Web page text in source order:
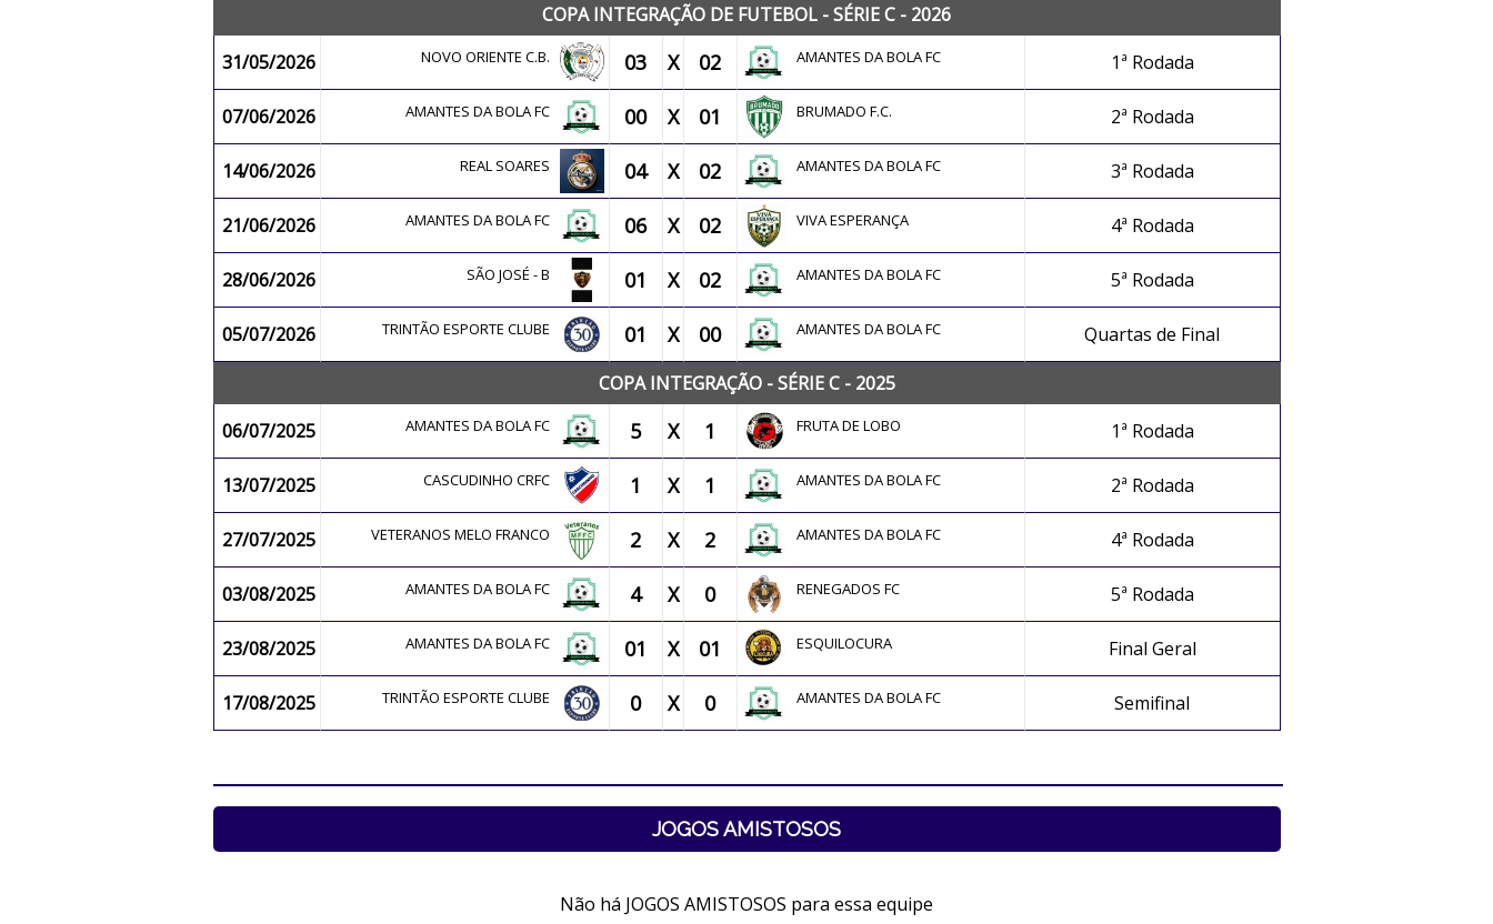
COPA INTEGRAÇÃO DE FUTEBOL - SÉRIE C - 2026
31/05/2026
NOVO ORIENTE C.B. 03 X 02 AMANTES DA BOLA FC 1ª Rodada
07/06/2026 AMANTES DA BOLA FC 00 X 01 BRUMADO F.C. 2ª Rodada
14/06/2026 REAL SOARES 04 X 02 AMANTES DA BOLA FC 3ª Rodada
21/06/2026 AMANTES DA BOLA FC 06 X 02 VIVA ESPERANÇA 4ª Rodada
28/06/2026 SÃO JOSÉ - B 01 X 02 AMANTES DA BOLA FC 5ª Rodada
05/07/2026 TRINTÃO ESPORTE CLUBE 01 X 00 AMANTES DA BOLA FC
Quartas de Final
COPA INTEGRAÇÃO - SÉRIE C - 2025
06/07/2025
AMANTES DA BOLA FC 5 X 1 FRUTA DE LOBO 1ª Rodada
13/07/2025 CASCUDINHO CRFC 1 X 1 AMANTES DA BOLA FC 2ª Rodada
27/07/2025 VETERANOS MELO FRANCO 2 X 2 AMANTES DA BOLA FC 4ª Rodada
03/08/2025 AMANTES DA BOLA FC 4 X 0 RENEGADOS FC 5ª Rodada
23/08/2025 AMANTES DA BOLA FC 01 X 01 ESQUILOCURA Final Geral
17/08/2025 TRINTÃO ESPORTE CLUBE 0 X 0 AMANTES DA BOLA FC Semifinal
JOGOS AMISTOSOS
Não há JOGOS AMISTOSOS para essa equipe